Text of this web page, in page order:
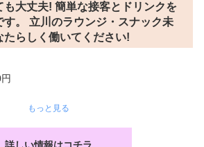
も大丈夫! 簡単な接客とドリンクを
す。 立川のラウンジ・スナック未
たらしく働いてください!
もっと見る
詳しい情報はコチラ